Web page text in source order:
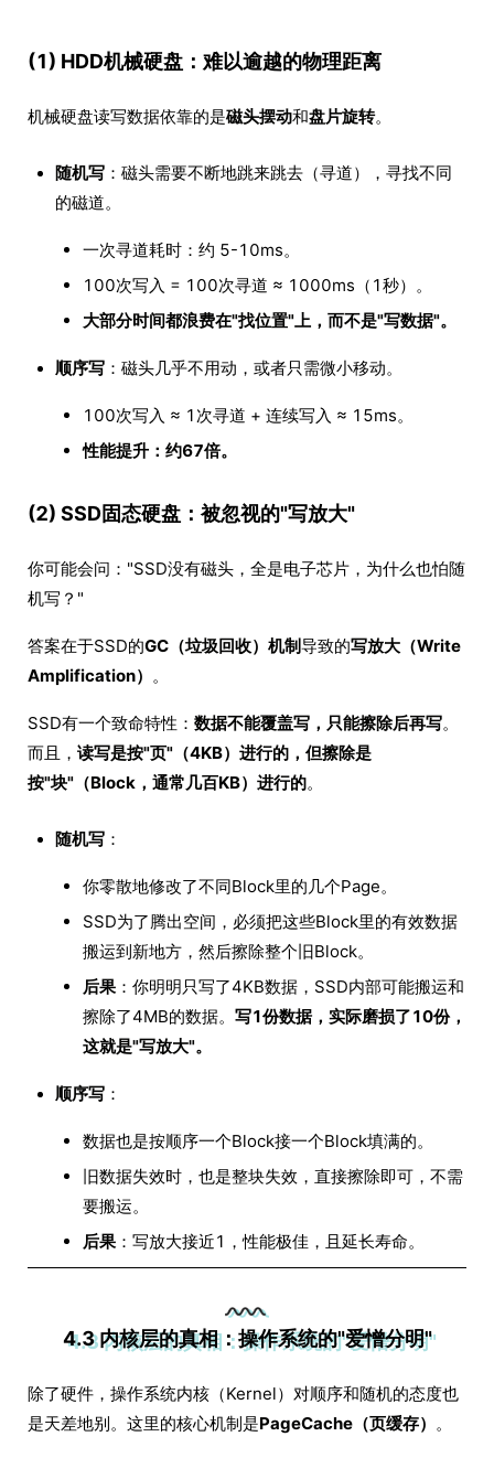
(1) HDD机械硬盘：难以逾越的物理距离
机械硬盘读写数据依靠的是磁头摆动和盘片旋转。
随机写 ：磁头需要不断地跳来跳去（寻道），寻找不同
的磁道。
一次寻道耗时：约 5-10ms。
100次写入 = 100次寻道 ≈ 1000ms（1秒）。
大部分时间都浪费在"找位置"上，而不是"写数据"。
顺序写 ：磁头几乎不用动，或者只需微小移动。
100次写入 ≈ 1次寻道 + 连续写入 ≈ 15ms。
性能提升：约67倍。
(2) SSD固态硬盘：被忽视的"写放大"
你可能会问："SSD没有磁头，全是电子芯片，为什么也怕随
机写？"
答案在于SSD的GC（垃圾回收）机制导致的写放大（Write
Amplification） 。
SSD有一个致命特性： 数据不能覆盖写，只能擦除后再写。
而且， 读写是按"页"（4KB）进行的，但擦除是
按"块"（Block，通常几百KB）进行的。
随机写 ：
你零散地修改了不同Block里的几个Page。
SSD为了腾出空间，必须把这些Block里的有效数据
搬运到新地方，然后擦除整个旧Block。
后果 ：你明明只写了4KB数据，SSD内部可能搬运和
擦除了4MB的数据。 写1份数据，实际磨损了10份，
这就是"写放大"。
顺序写 ：
数据也是按顺序一个Block接一个Block填满的。
旧数据失效时，也是整块失效，直接擦除即可，不需
要搬运。
后果 ：写放大接近1，性能极佳，且延长寿命。
4.3 内核层的真相：操作系统的"爱憎分明"
除了硬件，操作系统内核（Kernel）对顺序和随机的态度也
是天差地别。这里的核心机制是PageCache（页缓存） 。